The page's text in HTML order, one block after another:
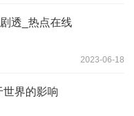
透_热点在线
2023-06-18
世界的影响